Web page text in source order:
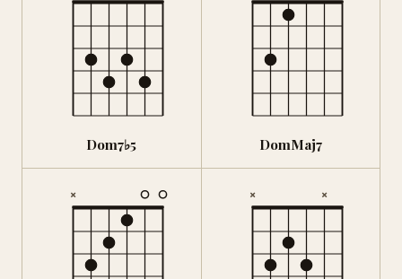
Dom7♭5 DomMaj7
× × ×